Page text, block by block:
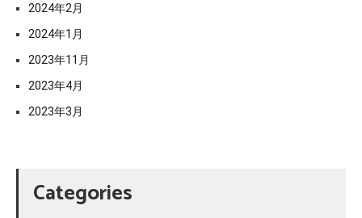
2024年2月
2024年1月
2023年11月
2023年4月
2023年3月
Categories